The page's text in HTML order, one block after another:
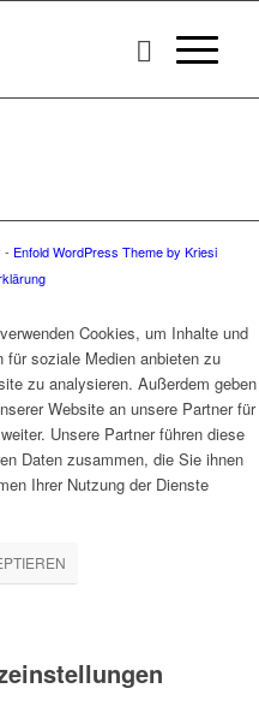
- Enfold WordPress Theme by Kriesi
Cookies, um Inhalte und
soziale Medien anbieten zu
zu analysieren. Außerdem geben
Website an unsere Partner für
Unsere Partner führen diese
Daten zusammen, die Sie ihnen
Ihrer Nutzung der Dienste